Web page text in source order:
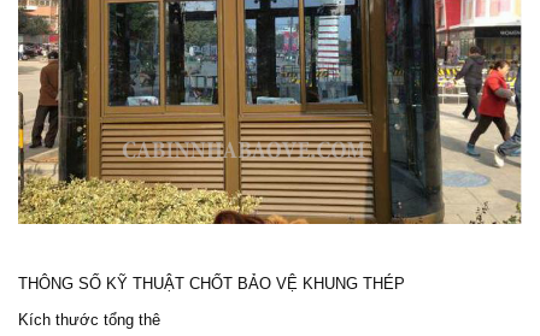
THÔNG SỐ KỸ THUẬT CHỐT BẢO VỆ KHUNG THÉP
Kích thước tổng thê